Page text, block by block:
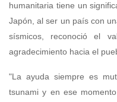
humanitaria tiene un
Japón, al ser un país con
sísmicos, reconoció el
agradecimiento hacia el
"La ayuda siempre es
tsunami y en ese